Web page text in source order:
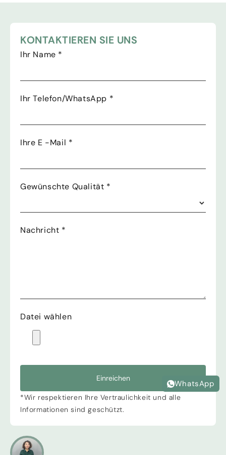
KONTAKTIEREN SIE UNS
Ihr Name *
Ihr Telefon/WhatsApp *
Ihre E -Mail *
Gewünschte Qualität *
Nachricht *
Datei wählen
Einreichen
*Wir respektieren Ihre Vertraulichkeit und alle
Informationen sind geschützt.
WhatsApp